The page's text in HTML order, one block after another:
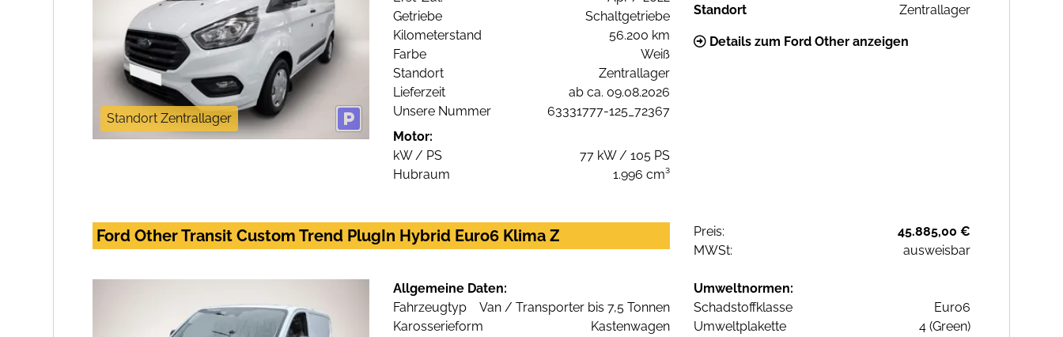
Standort Zentrallager
Getriebe
Schaltgetriebe
Kilometerstand
56.200 km
Farbe
Weiß
Standort
Zentrallager
Lieferzeit
ab ca. 09.08.2026
Unsere Nummer
63331777-125_72367
Motor:
kW / PS
77 kW / 105 PS
Hubraum
1.996 cm³
Standort Zentrallager
Details zum Ford Other anzeigen
Ford Other Transit Custom Trend PlugIn Hybrid Euro6 Klima Z Preis:
45.885,00 €
MWSt:
ausweisbar
Allgemeine Daten:
Fahrzeugtyp
Van / Transporter bis 7,5 Tonnen
Karosserieform
Kastenwagen
Umweltnormen:
Schadstoffklasse
Euro6
Umweltplakette
4 (Green)